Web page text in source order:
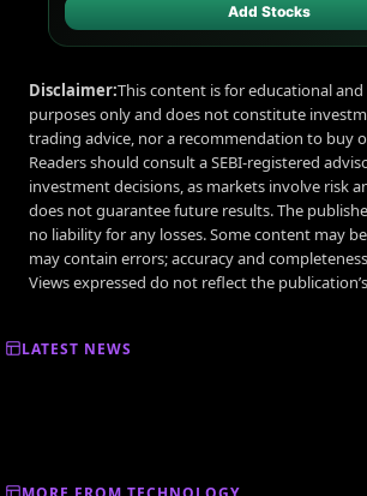
Add Stocks
Disclaimer:This content is for educational
purposes only and does not constitute
trading advice, nor a recommendation to buy
Readers should consult a SEBI-registered
investment decisions, as markets involve risk
does not guarantee future results. The
no liability for any losses. Some content may
may contain errors; accuracy and
Views expressed do not reflect the
LATEST NEWS